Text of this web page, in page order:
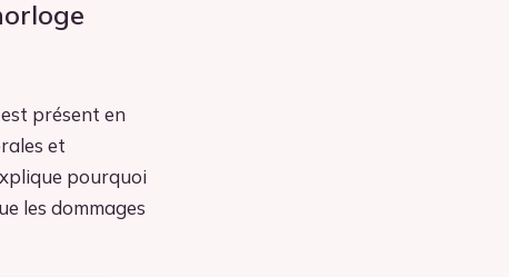
présent en
et
pourquoi
les dommages